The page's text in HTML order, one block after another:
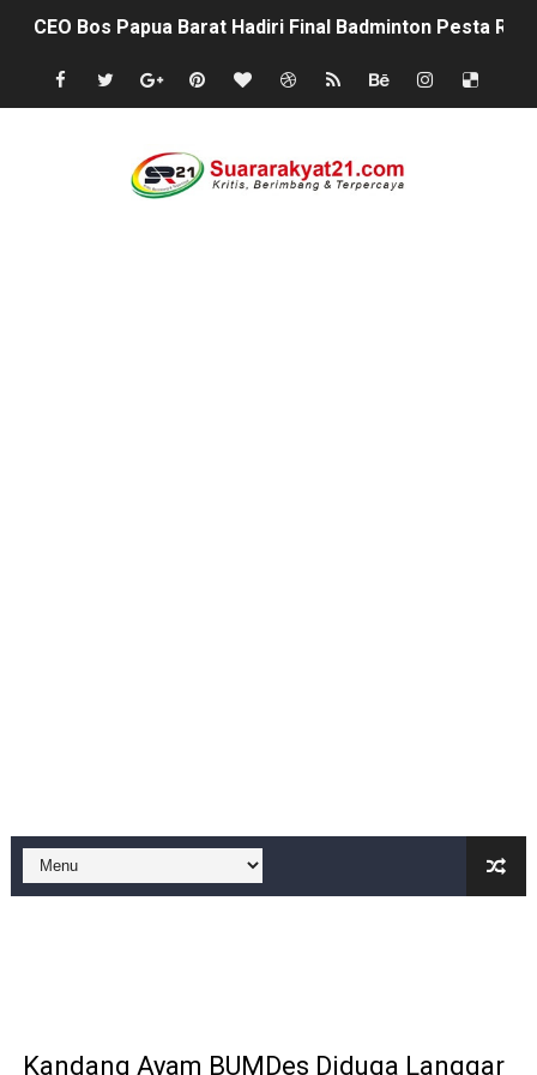
CEO Bos Papua Barat Hadiri Final Badminton Pesta
Di Putaran Ke Dua pertandingan sepak bola Antara
Prof Sutan Nasomal Dorong Pendidikan Advokat
Jaga kondisifitas polsek Cikeusik bersama koramil,
Rayakan Ulang Tahun, Faris Redaktur Reporternews
Sudah Seharusnya Wartawan Mengelola Website
Kandang Ayam BUMDes Diduga Langgar